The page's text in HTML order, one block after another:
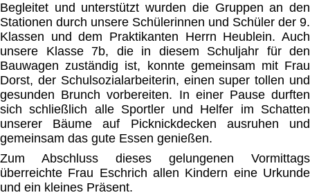
Begleitet und unterstützt wurden die Gruppen an den
Stationen durch unsere Schülerinnen und Schüler der 9.
Klassen und dem Praktikanten Herrn Heublein. Auch
unsere Klasse 7b, die in diesem Schuljahr für den
Bauwagen zuständig ist, konnte gemeinsam mit Frau
Dorst, der Schulsozialarbeiterin, einen super tollen und
gesunden Brunch vorbereiten. In einer Pause durften
sich schließlich alle Sportler und Helfer im Schatten
unserer Bäume auf Picknickdecken ausruhen und
gemeinsam das gute Essen genießen.
Zum Abschluss dieses gelungenen Vormittags
überreichte Frau Eschrich allen Kindern eine Urkunde
und ein kleines Präsent.